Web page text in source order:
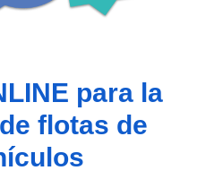
para la
flotas de